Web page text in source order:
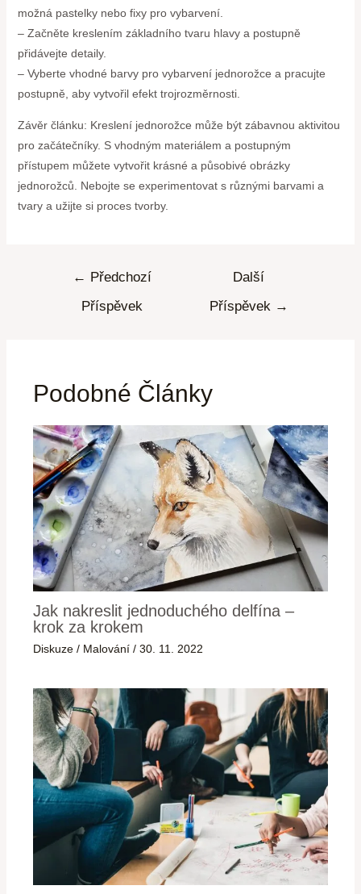
možná pastelky nebo fixy pro vybarvení.
– Začněte kreslením základního tvaru hlavy a postupně
přidávejte detaily.
– Vyberte vhodné barvy pro vybarvení jednorožce a pracujte
postupně, aby vytvořil efekt trojrozměrnosti.
Závěr článku: Kreslení jednorožce může být zábavnou aktivitou
pro začátečníky. S vhodným materiálem a postupným
přístupem můžete vytvořit krásné a působivé obrázky
jednorožců. Nebojte se experimentovat s různými barvami a
tvary a užijte si proces tvorby.
← Předchozí
Příspěvek
Další
Příspěvek →
Podobné Články
Jak nakreslit jednoduchého delfína –
krok za krokem
Diskuze / Malování /30. 11. 2022